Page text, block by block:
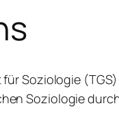
für Soziologie
Soziologie